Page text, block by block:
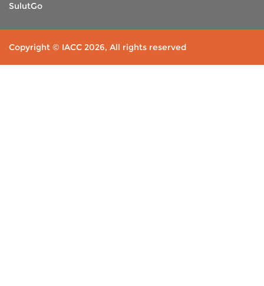
SulutGo
Copyright © IACC 2026, All rights reserved